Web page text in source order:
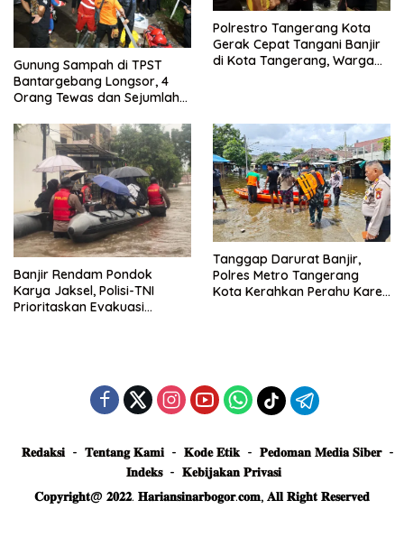
Gunung Sampah di TPST
Bantargebang Longsor, 4
Orang Tewas dan Sejumlah
Polrestro Tangerang Kota
Gerak Cepat Tangani Banjir
di Kota Tangerang, Warga
Banjir Rendam Pondok
Karya Jaksel, Polisi-TNI
Prioritaskan Evakuasi
Tanggap Darurat Banjir,
Polres Metro Tangerang
Kota Kerahkan Perahu Karet
𝐑𝐞𝐝𝐚𝐤𝐬𝐢 𝐓𝐞𝐧𝐭𝐚𝐧𝐠 𝐊𝐚𝐦𝐢 𝐊𝐨𝐝𝐞 𝐄𝐭𝐢𝐤
𝐏𝐞𝐝𝐨𝐦𝐚𝐧 𝐌𝐞𝐝𝐢𝐚 𝐒𝐢𝐛𝐞𝐫
𝐈𝐧𝐝𝐞𝐤𝐬
𝐊𝐞𝐛𝐢𝐣𝐚𝐤𝐚𝐧 𝐏𝐫𝐢𝐯𝐚𝐬𝐢
𝐂𝐨𝐩𝐲𝐫𝐢𝐠𝐡𝐭@ 𝟐𝟎𝟐𝟐. 𝐇𝐚𝐫𝐢𝐚𝐧𝐬𝐢𝐧𝐚𝐫𝐛𝐨𝐠𝐨𝐫.𝐜𝐨𝐦, 𝐀𝐥𝐥 𝐑𝐢𝐠𝐡𝐭 𝐑𝐞𝐬𝐞𝐫𝐯𝐞𝐝